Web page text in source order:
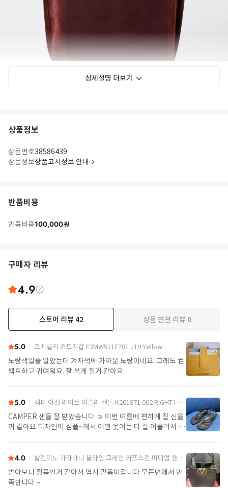
상세설명 더보기
상품정보
상품번호38586439
상품정보상품고시정보 안내
반품비용
반품비용100,000원
구매자 리뷰
4.9
스토어 리뷰 42 상품 연관 리뷰 0
5.0 코치넬리 카드지갑 E2MW511F701 J19 Yellow
노랑색일줄 알았는데 겨자색에 가까운 노랑이네요. 그래도 컴
팩트하고 귀여워요. 잘 쓰게 될거 같아요.
5.0 캠퍼 여성 라이트 이슬라 샌들 K201871 002 RIGHT ISLA 0 Black
CAMPER 샌들 잘 받았습니다 ☺️ 이번 여름에 편하게 잘 신을
꺼 같아요 디자인이 심플~해서 어떤 옷이든 다 잘 어울려서 좋
4.0 발렌티노 가라바니 올타임 그레인 카프스킨 미디엄 핸드백 7W2B0R22IMZ 0NO Black
받아보니 정품인거 같아서 역시 믿음이갑니다 모든면에서 만
족합니다 ~